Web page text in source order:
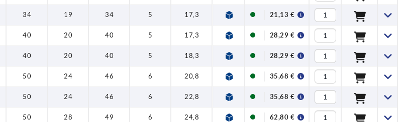
34 19 34 5 17,3 21,13 €
40 20 40 5 17,3 28,29 €
40 20 40 5 18,3 28,29 €
50 24 46 6 20,8 35,68 €
50 24 46 6 22,8 35,68 €
50 28 49 6 24,8 62,80 €